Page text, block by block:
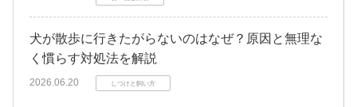
犬が散歩に行きたがらないのはなぜ？原因と無理な
く慣らす対処法を解説
2026.06.20 しつけと飼い方